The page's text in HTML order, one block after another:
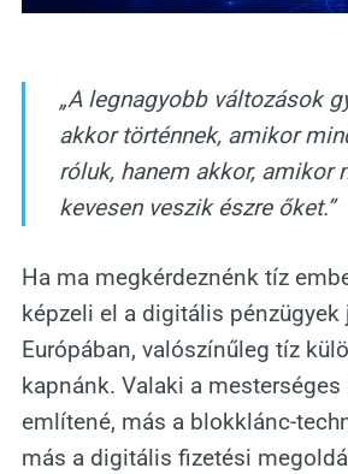
„A legnagyobb változások
akkor történnek, amikor
róluk, hanem akkor, amikor
kevesen veszik észre őket.”
Ha ma megkérdeznénk tíz
képzeli el a digitális pénzügyek
Európában, valószínűleg tíz
kapnánk. Valaki a
említené, más a blokklánc-
más a digitális fizetési